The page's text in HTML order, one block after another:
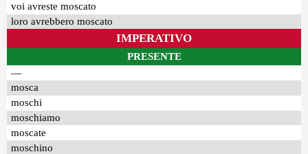
voi avreste moscato
loro avrebbero moscato
IMPERATIVO
PRESENTE
—
mosca
moschi
moschiamo
moscate
moschino